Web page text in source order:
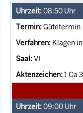
08:50 Uhr
Gütetermin
Klagen
VI
1 Ca
09:00 Uhr